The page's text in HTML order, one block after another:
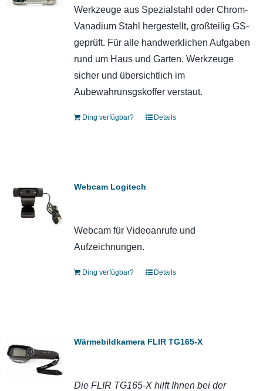
Werkzeuge aus Spezialstahl oder Chrom-
Vanadium Stahl hergestellt, großteilig GS-
geprüft. Für alle handwerklichen Aufgaben
rund um Haus und Garten. Werkzeuge
sicher und übersichtlich im
Aubewahrunsgskoffer verstaut.
Ding verfügbar? Details
Webcam Logitech
Webcam für Videoanrufe und
Aufzeichnungen.
Ding verfügbar? Details
Wärmebildkamera FLIR TG165-X
Die FLIR TG165-X hilft Ihnen bei der